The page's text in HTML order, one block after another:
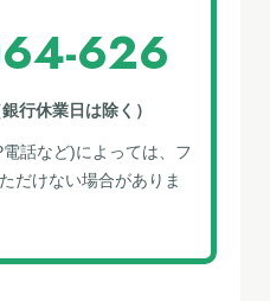
626
⾏休業⽇は除く）
話など)によっては、フ
だけない場合がありま